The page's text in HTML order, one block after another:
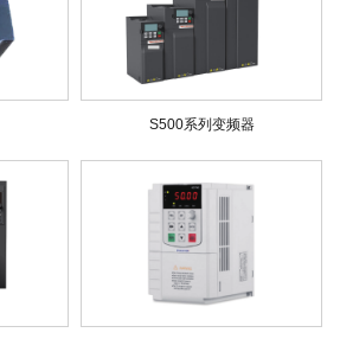
S500系列变频器